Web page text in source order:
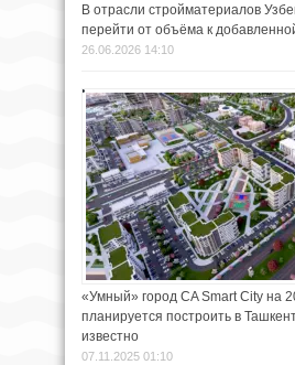
В отрасли стройматериалов
перейти от объёма к
26.06.2026 14:10
«Умный» город CA Smart City на
планируется построить в
известно
07.11.2025 01:10